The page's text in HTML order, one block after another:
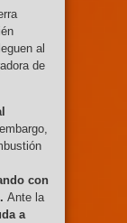
al
de
con
Ante la
a